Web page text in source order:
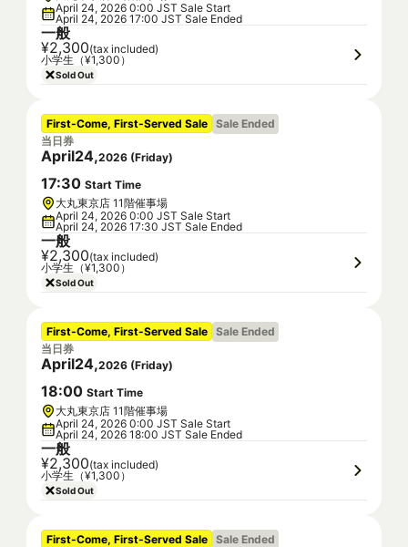
April 24, 2026 0:00 JST Sale Start
April 24, 2026 17:00 JST Sale Ended
一般
¥2,300(tax included)
小学生（¥1,300）
Sold Out
First-Come, First-Served Sale Sale Ended
当日券
April24,2026 (Friday)
17:30 Start Time
大丸東京店 11階催事場
April 24, 2026 0:00 JST Sale Start
April 24, 2026 17:30 JST Sale Ended
一般
¥2,300(tax included)
小学生（¥1,300）
Sold Out
First-Come, First-Served Sale Sale Ended
当日券
April24,2026 (Friday)
18:00 Start Time
大丸東京店 11階催事場
April 24, 2026 0:00 JST Sale Start
April 24, 2026 18:00 JST Sale Ended
一般
¥2,300(tax included)
小学生（¥1,300）
Sold Out
First-Come, First-Served Sale Sale Ended